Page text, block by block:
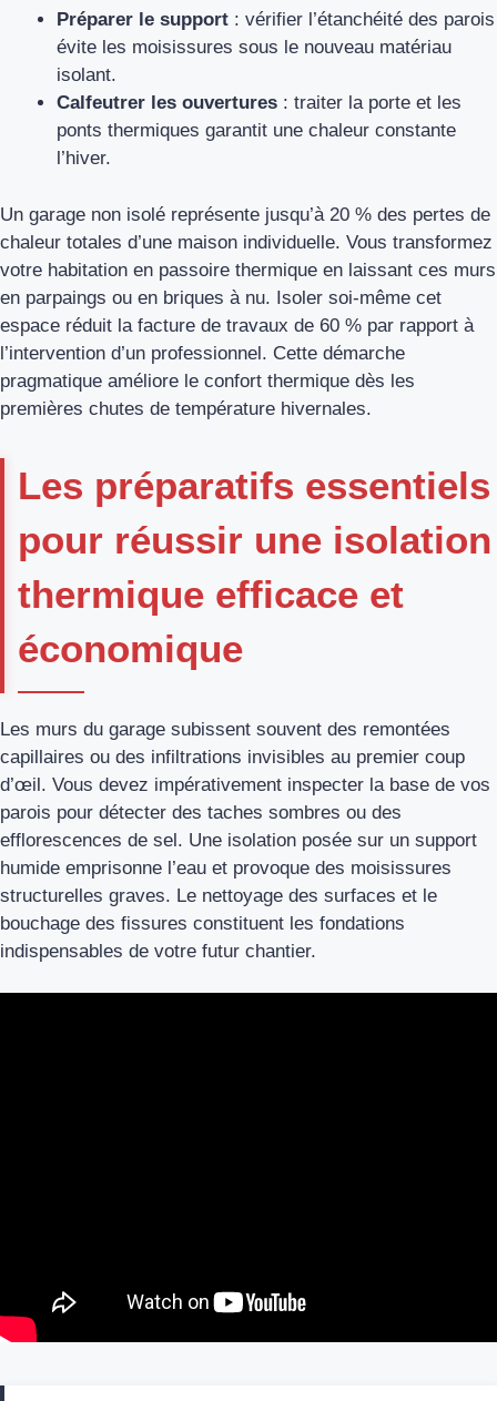
Préparer le support : vérifier l’étanchéité des parois
évite les moisissures sous le nouveau matériau
isolant.
Calfeutrer les ouvertures : traiter la porte et les
ponts thermiques garantit une chaleur constante
l’hiver.
Un garage non isolé représente jusqu’à 20 % des pertes de
chaleur totales d’une maison individuelle. Vous transformez
votre habitation en passoire thermique en laissant ces murs
en parpaings ou en briques à nu. Isoler soi-même cet
espace réduit la facture de travaux de 60 % par rapport à
l’intervention d’un professionnel. Cette démarche
pragmatique améliore le confort thermique dès les
premières chutes de température hivernales.
Les préparatifs essentiels
pour réussir une isolation
thermique efficace et
économique
Les murs du garage subissent souvent des remontées
capillaires ou des infiltrations invisibles au premier coup
d’œil. Vous devez impérativement inspecter la base de vos
parois pour détecter des taches sombres ou des
efflorescences de sel. Une isolation posée sur un support
humide emprisonne l’eau et provoque des moisissures
structurelles graves. Le nettoyage des surfaces et le
bouchage des fissures constituent les fondations
indispensables de votre futur chantier.